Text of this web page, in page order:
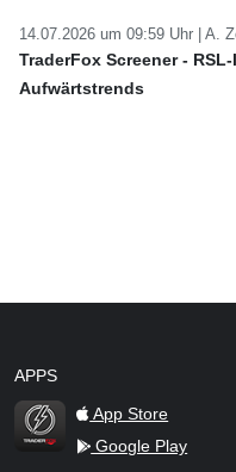
14.07.2026 um 09:59 Uhr | A.
TraderFox Screener -
Aufwärtstrends
APPS
TraderFox Flash
App Store
Google Play